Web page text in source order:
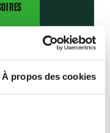
À propos des cookies